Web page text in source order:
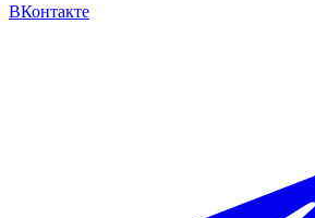
ВКонтакте